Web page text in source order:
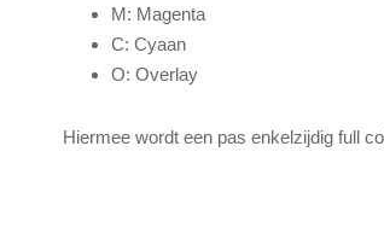
M: Magenta
C: Cyaan
O: Overlay
Hiermee wordt een pas enkelzijdig full